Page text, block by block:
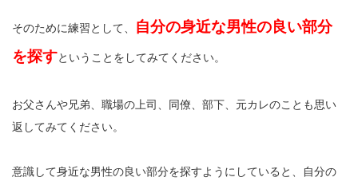
そのために練習として、
自分の身近な男性の良い部分
を探すということをしてみてください。
お父さんや兄弟、職場の上司、同僚、部下、元カレのことも思い
返してみてください。
意識して身近な男性の良い部分を探すようにしていると、自分の